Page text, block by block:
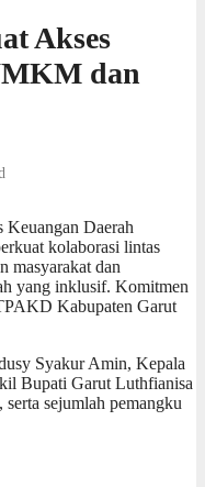
Akses
dan
Keuangan Daerah
kolaborasi lintas
masyarakat dan
yang inklusif. Komitmen
Kabupaten Garut
Syakur Amin, Kepala
Bupati Garut Luthfianisa
sejumlah pemangku